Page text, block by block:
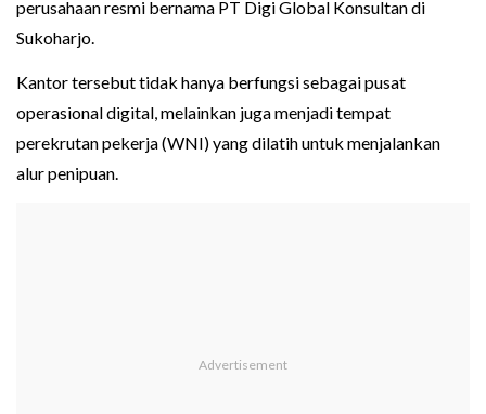
perusahaan resmi bernama PT Digi Global Konsultan di
Sukoharjo.
Kantor tersebut tidak hanya berfungsi sebagai pusat
operasional digital, melainkan juga menjadi tempat
perekrutan pekerja (WNI) yang dilatih untuk menjalankan
alur penipuan.